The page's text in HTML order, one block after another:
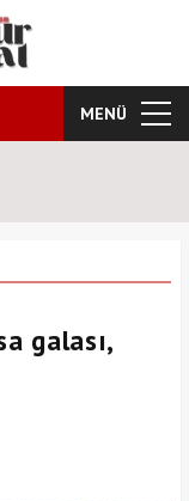
MENÜ
Harun Kevrek DS
galası,